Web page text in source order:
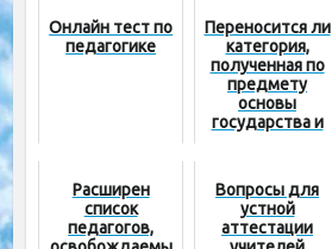
Онлайн тест по
педагогике
Переносится ли
категория,
полученная по
предмету
основы
государства и
Расширен
список
педагогов,
Вопросы для
устной
аттестации